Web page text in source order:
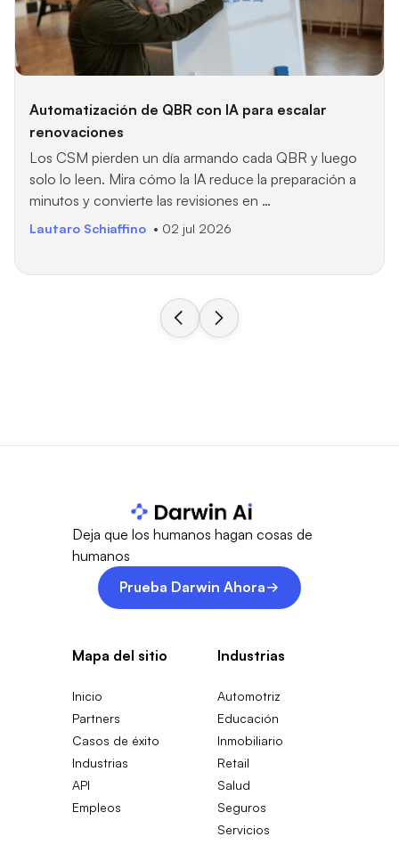
Automatización de QBR con IA para escalar
renovaciones
Los CSM pierden un día armando cada QBR y luego
solo lo leen. Mira cómo la IA reduce la preparación a
minutos y convierte las revisiones en …
Lautaro Schiaffino • 02 jul 2026
Deja que los humanos hagan cosas de
humanos
Prueba Darwin Ahora
Mapa del sitio
Inicio
Partners
Casos de éxito
Industrias
API
Empleos
Industrias
Automotriz
Educación
Inmobiliario
Retail
Salud
Seguros
Servicios